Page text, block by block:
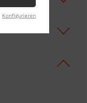
Konfigurieren